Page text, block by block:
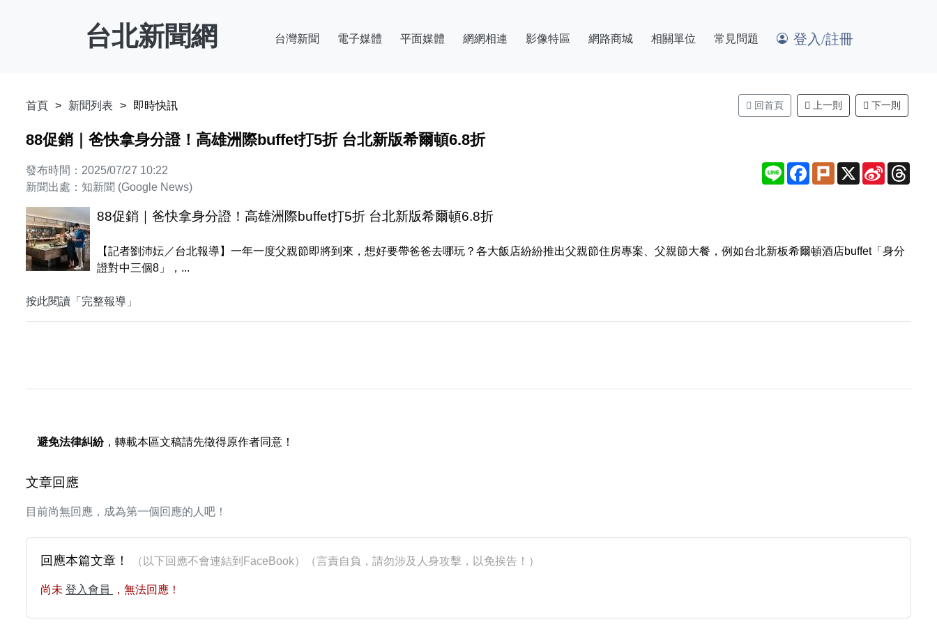
台北新聞網 台灣新聞 電子媒體 平面媒體 網網相連 影像特區 網路商城 相關單位 常見問題 登入/註冊
首頁 新聞列表 即時快訊 回首頁 上一則 下一則
88促銷｜爸快拿身分證！高雄洲際buffet打5折 台北新版希爾頓6.8折
發布時間：2025/07/27 10:22
新聞出處：知新聞 (Google News)
Line Facebook
Plurk X
Sina
Weibo
88促銷｜爸快拿身分證！高雄洲際buffet打5折 台北新版希爾頓6.8折
【記者劉沛妘／台北報導】一年一度父親節即將到來，想好要帶爸爸去哪玩？各大飯店紛紛推出父親節住房專案、父親節大餐，例如台北新板希爾頓酒店buffet「身分
證對中三個8」，...
按此閱讀「完整報導」
避免法律糾紛，轉載本區文稿請先徵得原作者同意！
文章回應
目前尚無回應，成為第一個回應的人吧！
回應本篇文章！ （以下回應不會連結到FaceBook）（言責自負，請勿涉及人身攻擊，以免挨告！）
尚未 登入會員 ，無法回應！